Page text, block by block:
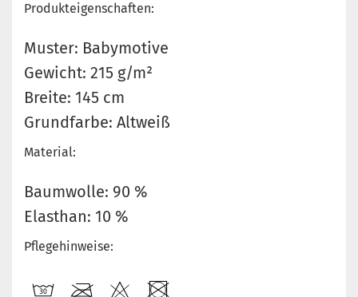
Produkteigenschaften:
Muster: Babymotive
Gewicht: 215 g/m²
Breite: 145 cm
Grundfarbe: Altweiß
Material:
Baumwolle: 90 %
Elasthan: 10 %
Pflegehinweise: